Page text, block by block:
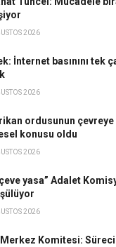
2026
İnternet basınını tek
2026
ordusunun
konusu oldu
2026
yasa” Adalet
2026
Komitesi: